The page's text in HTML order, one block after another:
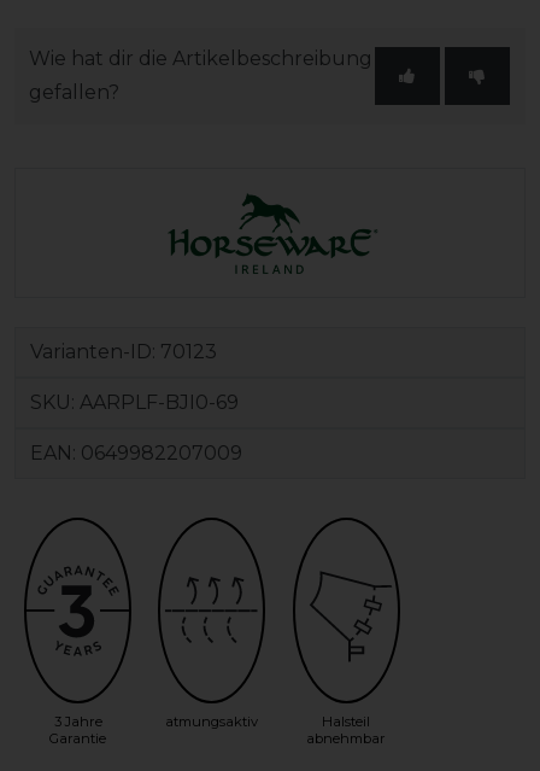
Wie hat dir die Artikelbeschreibung
gefallen?
Varianten-ID: 70123
SKU: AARPLF-BJI0-69
EAN: 0649982207009
3 Jahre
Garantie
atmungsaktiv
Halsteil
abnehmbar